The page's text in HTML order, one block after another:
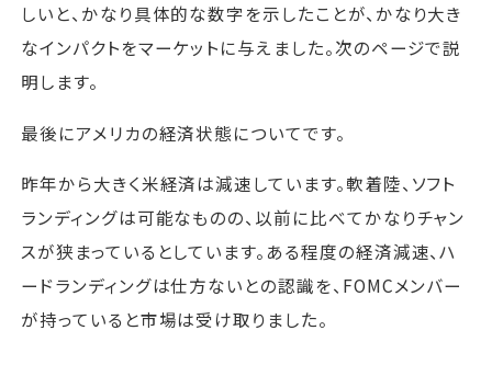
しいと、かなり具体的な数字を示したことが、かなり大き
なインパクトをマーケットに与えました。次のページで説
明します。
最後にアメリカの経済状態についてです。
昨年から大きく米経済は減速しています。軟着陸、ソフト
ランディングは可能なものの、以前に比べてかなりチャン
スが狭まっているとしています。ある程度の経済減速、ハ
ードランディングは仕方ないとの認識を、FOMCメンバー
が持っていると市場は受け取りました。